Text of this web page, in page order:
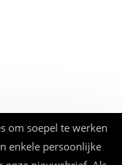
om soepel te werken
enkele persoonlijke